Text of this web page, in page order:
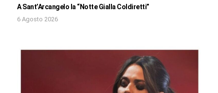
A Sant’Arcangelo la “Notte Gialla Coldiretti”
6 Agosto 2026